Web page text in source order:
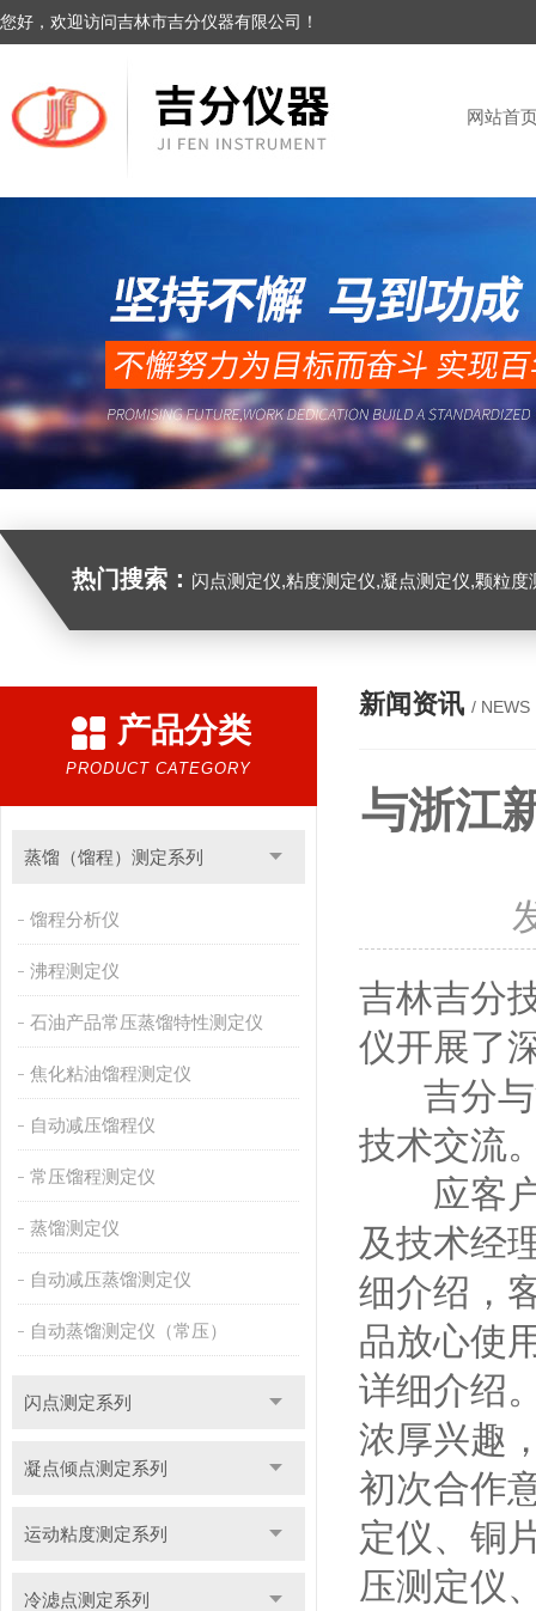
您好，欢迎访问吉林市吉分仪器有限公司！
网站首
热门搜索： 闪点测定仪,粘度测定仪,凝点测定仪,颗粒
产品分类
PRODUCT CATEGORY
蒸馏（馏程）测定系列
馏程分析仪
沸程测定仪
石油产品常压蒸馏特性测定仪
焦化粘油馏程测定仪
自动减压馏程仪
常压馏程测定仪
蒸馏测定仪
自动减压蒸馏测定仪
自动蒸馏测定仪（常压）
闪点测定系列
凝点倾点测定系列
运动粘度测定系列
冷滤点测定系列
新闻资讯 / NEWS
与浙江
吉林吉分
仪开展了
吉分与
技术交流
应客户
及技术经
细介绍，
品放心使
详细介绍
浓厚兴趣
初次合作
定仪、铜
压测定仪